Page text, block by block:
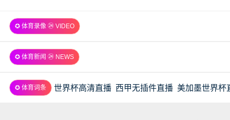
✪ 体育录像 ㉔ VIDEO
✪ 体育新闻 ㉔ NEWS
✪ 体育词条 世界杯高清直播 西甲无插件直播 美加墨世界杯